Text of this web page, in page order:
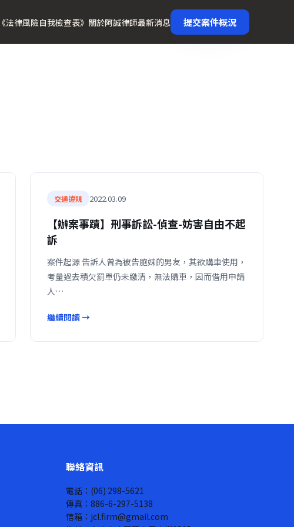
《法律風險自我檢查表》 關於阿誠律師最新消息 提交案件概況
交通違規 2022.03.09
【辦案事蹟】刑事訴訟-偵查-妨害自由不起
訴
案件起源 告訴人曾為被告胞妹的男友，其欲購車使用，
考量過去積欠罰單仍未繳清，無法購車，因而借用申請
人…
繼續閱讀 →
聯絡資訊
電話：(06) 298-5621
傳真：886-6-297-5138
信箱：jcl.firm@gmail.com